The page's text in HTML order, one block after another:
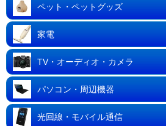
ペット・ペットグッズ
家電
TV・オーディオ・カメラ
パソコン・周辺機器
光回線・モバイル通信